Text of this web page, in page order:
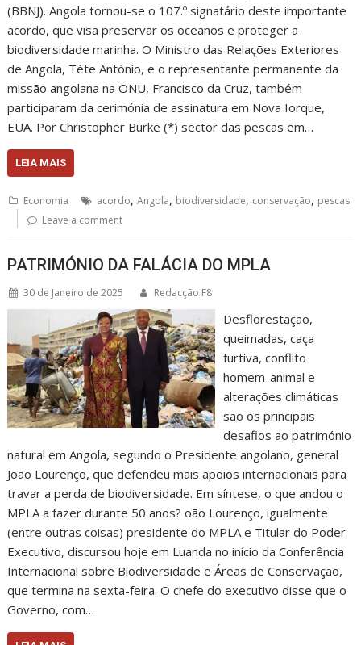
(BBNJ). Angola tornou-se o 107.º signatário deste importante
acordo, que visa preservar os oceanos e proteger a
biodiversidade marinha. O Ministro das Relações Exteriores
de Angola, Téte António, e o representante permanente da
missão angolana na ONU, Francisco da Cruz, também
participaram da cerimónia de assinatura em Nova Iorque,
EUA. Por Christopher Burke (*) sector das pescas em…
LEIA MAIS
Economia acordo,Angola, biodiversidade, conservação, pescas
Leave a comment
PATRIMÓNIO DA FALÁCIA DO MPLA
30 de Janeiro de 2025 Redacção F8
Desflorestação,
queimadas, caça
furtiva, conflito
homem-animal e
alterações climáticas
são os principais
desafios ao património
natural em Angola, segundo o Presidente angolano, general
João Lourenço, que defendeu mais apoios internacionais para
travar a perda de biodiversidade. Em síntese, o que andou o
MPLA a fazer durante 50 anos? oão Lourenço, igualmente
(entre outras coisas) presidente do MPLA e Titular do Poder
Executivo, discursou hoje em Luanda no início da Conferência
Internacional sobre Biodiversidade e Áreas de Conservação,
que termina na sexta-feira. O chefe do executivo disse que o
Governo, com…